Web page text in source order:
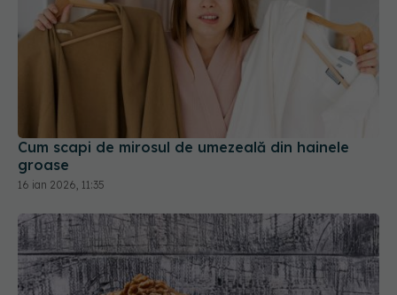
Cum scapi de mirosul de umezeală din hainele